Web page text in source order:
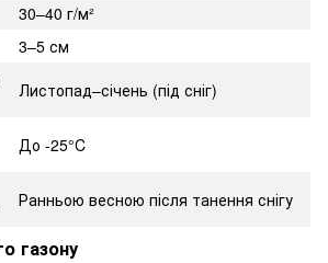
30–40 г/м²
3–5 см
Листопад–січень (під сніг)
До -25°C
Ранньою весною після танення снігу
газону